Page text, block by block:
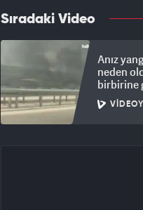
Sıradaki Video
Anız
neden
birbirine